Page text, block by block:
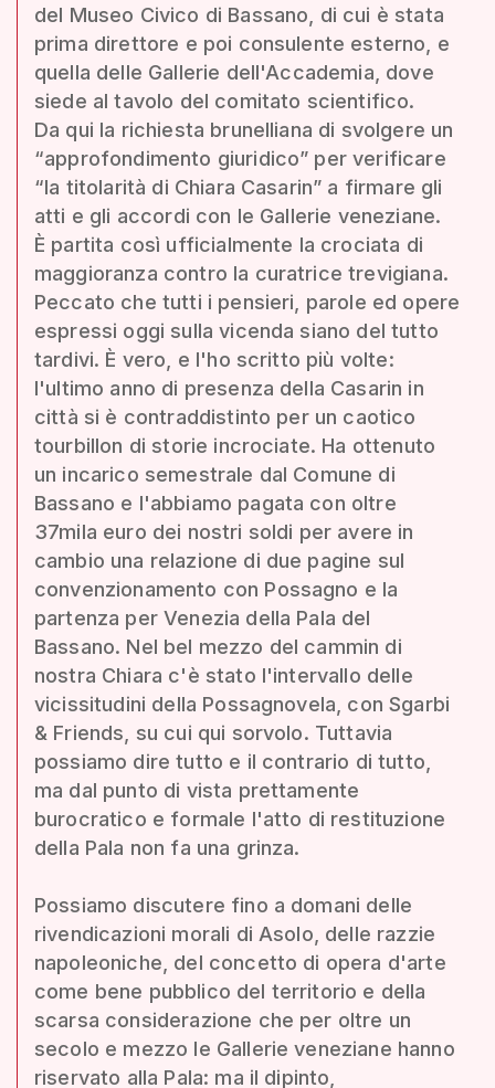
del Museo Civico di Bassano, di cui è stata
prima direttore e poi consulente esterno, e
quella delle Gallerie dell'Accademia, dove
siede al tavolo del comitato scientifico.
Da qui la richiesta brunelliana di svolgere un
“approfondimento giuridico” per verificare
“la titolarità di Chiara Casarin” a firmare gli
atti e gli accordi con le Gallerie veneziane.
È partita così ufficialmente la crociata di
maggioranza contro la curatrice trevigiana.
Peccato che tutti i pensieri, parole ed opere
espressi oggi sulla vicenda siano del tutto
tardivi. È vero, e l'ho scritto più volte:
l'ultimo anno di presenza della Casarin in
città si è contraddistinto per un caotico
tourbillon di storie incrociate. Ha ottenuto
un incarico semestrale dal Comune di
Bassano e l'abbiamo pagata con oltre
37mila euro dei nostri soldi per avere in
cambio una relazione di due pagine sul
convenzionamento con Possagno e la
partenza per Venezia della Pala del
Bassano. Nel bel mezzo del cammin di
nostra Chiara c'è stato l'intervallo delle
vicissitudini della Possagnovela, con Sgarbi
& Friends, su cui qui sorvolo. Tuttavia
possiamo dire tutto e il contrario di tutto,
ma dal punto di vista prettamente
burocratico e formale l'atto di restituzione
della Pala non fa una grinza.
Possiamo discutere fino a domani delle
rivendicazioni morali di Asolo, delle razzie
napoleoniche, del concetto di opera d'arte
come bene pubblico del territorio e della
scarsa considerazione che per oltre un
secolo e mezzo le Gallerie veneziane hanno
riservato alla Pala: ma il dipinto,